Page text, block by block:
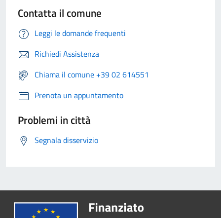
Contatta il comune
Leggi le domande frequenti
Richiedi Assistenza
Chiama il comune +39 02 614551
Prenota un appuntamento
Problemi in città
Segnala disservizio